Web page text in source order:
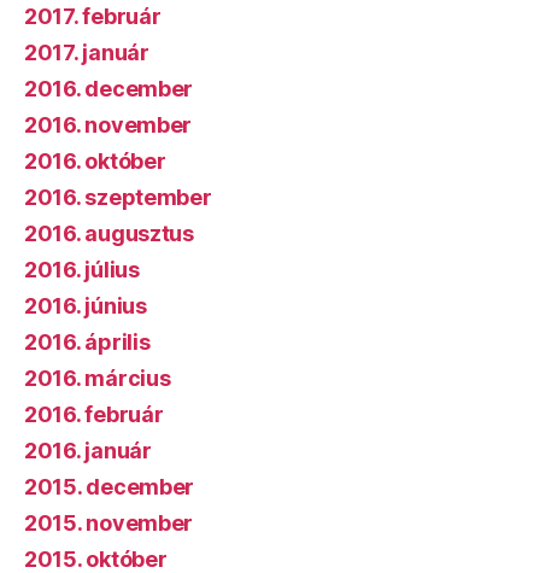
2017. február
2017. január
2016. december
2016. november
2016. október
2016. szeptember
2016. augusztus
2016. július
2016. június
2016. április
2016. március
2016. február
2016. január
2015. december
2015. november
2015. október